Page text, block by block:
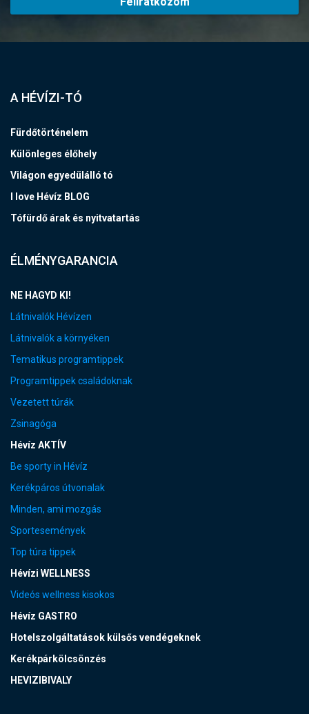
A HÉVÍZI-TÓ
Fürdőtörténelem
Különleges élőhely
Világon egyedülálló tó
I love Hévíz BLOG
Tófürdő árak és nyitvatartás
ÉLMÉNYGARANCIA
NE HAGYD KI!
Látnivalók Hévízen
Látnivalók a környéken
Tematikus programtippek
Programtippek családoknak
Vezetett túrák
Zsinagóga
Hévíz AKTÍV
Be sporty in Hévíz
Kerékpáros útvonalak
Minden, ami mozgás
Sportesemények
Top túra tippek
Hévízi WELLNESS
Videós wellness kisokos
Hévíz GASTRO
Hotelszolgáltatások külsős vendégeknek
Kerékpárkölcsönzés
HEVIZIBIVALY